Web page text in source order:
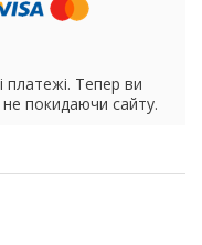
платежі. Тепер ви
покидаючи сайту.